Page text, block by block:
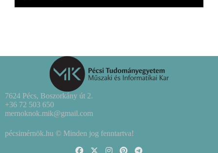
7624 Pécs, Boszorkány út 2.
+36 72 503 650
mernoknok.mik@gmail.com
pécsimérnök.hu © Minden jog fenntartva!